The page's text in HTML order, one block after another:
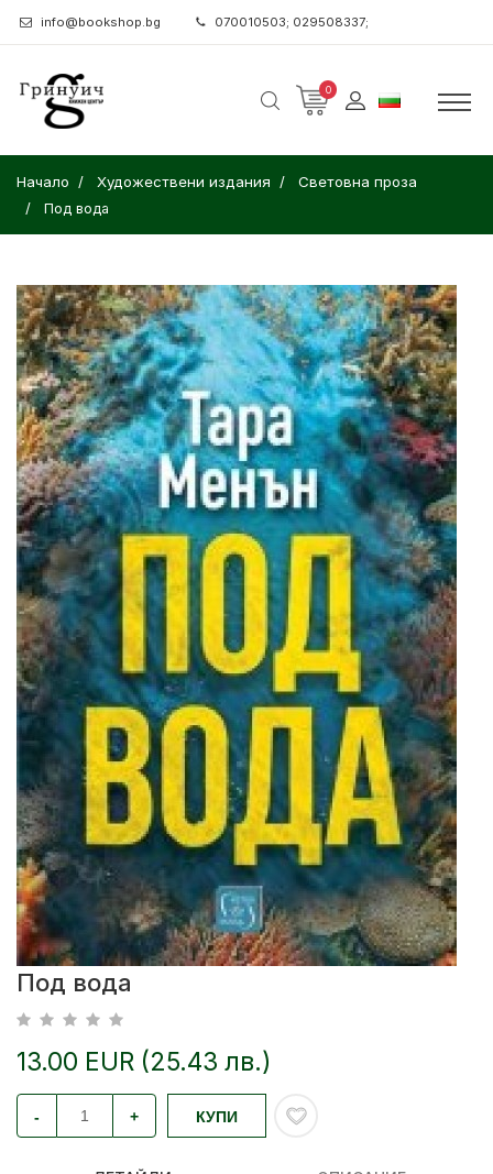
info@bookshop.bg 070010503; 029508337;
0
Начало Художествени издания Световна проза
Под вода
Под вода
13.00 EUR (25.43 лв.)
- + КУПИ